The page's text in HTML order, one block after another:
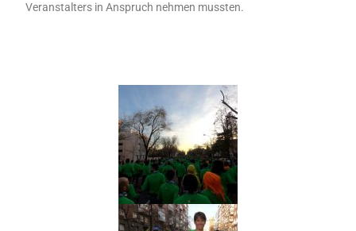
Veranstalters in Anspruch nehmen mussten.